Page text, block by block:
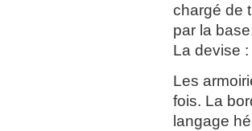
chargé de
par la
La devise :
Les
fois. La
langage